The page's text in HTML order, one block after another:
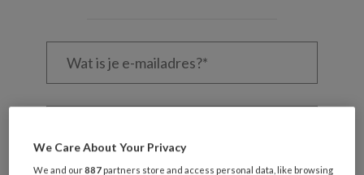
Wat
Kies
wachtwoord* *
Kies
We Care About Your Privacy
We and our887 partners store and access personal data, like browsing